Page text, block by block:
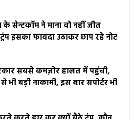
के सेन्टकॉम ने माना वो नहीं जीत
इसका फायदा उठाकर छाप रहे नोट
सबसे कमज़ोर हालत में पहुंची,
भी बड़ी नाकामी, इस बार सपोर्टर भी